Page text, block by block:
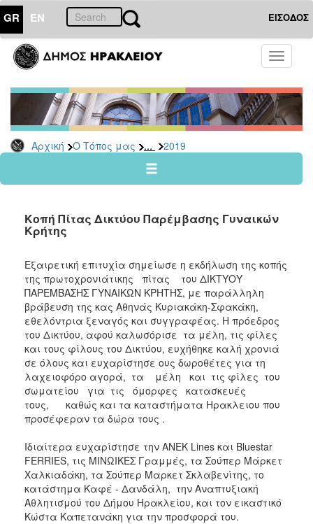
GR EN ΕΙΣΟΔΟΣ
Toggle
Αρχική Ο Τόπος μας ... 2019
ΤΟΠΟΣ
ΜΑΣ
Ανακοινώσεις
Αρχείο
2026
2024
2022
2020
2019
2018
2017
2016
2015
2012
2011
ΔΗΜΟΣ
Κοπή Πίτας Δικτύου Παρέμβασης Γυναικών
Κρήτης
Εξαιρετική επιτυχία σημείωσε η εκδήλωση της κοπής
της πρωτοχρονιάτικης πίτας του ΔΙΚΤΥΟΥ
ΠΑΡΕΜΒΑΣΗΣ ΓΥΝΑΙΚΩΝ ΚΡΗΤΗΣ, με παράλληλη
βράβευση της κας Αθηνάς Κυριακάκη-Σφακάκη,
εθελόντρια ξεναγός και συγγραφέας. Η πρόεδρος
του Δικτύου, αφού καλωσόρισε τα μέλη, τις φίλες
και τους φίλους του Δικτύου, ευχήθηκε καλή χρονιά
σε όλους και ευχαρίστησε ους δωροθέτες για τη
λαχειοφόρο αγορά, τα μέλη και τις φίλες του
σωματείου για τις όμορφες κατασκευές
τους, καθώς και τα καταστήματα Ηρακλειου που
προσέφεραν τα δώρα τους .
Ιδιαίτερα ευχαρίστησε την ΑΝΕΚ Lines και Bluestar
FERRIES, τις ΜΙΝΩΙΚΕΣ Γραμμές, τα Σούπερ Μάρκετ
Χαλκιαδάκη, τα Σούπερ Μαρκετ Σκλαβενίτης, το
κατάστημα Καφέ - Δανδάλη, την Αναπτυξιακή
Αθλητισμού του Δήμου Ηρακλείου, και τον εικαστικό
Κώστα Καπετανάκη για την προσφορά του.